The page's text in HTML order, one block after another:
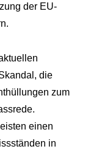
der EU-
die
zum
einen
in